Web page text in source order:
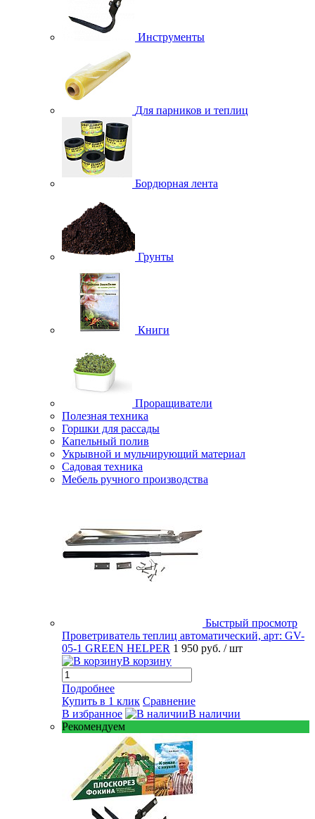
Инструменты
Для парников и теплиц
Бордюрная лента
Грунты
Книги
Проращиватели
Полезная техника
Горшки для рассады
Капельный полив
Укрывной и мульчирующий материал
Садовая техника
Мебель ручного производства
Быстрый просмотр
Проветриватель теплиц автоматический, арт: GV-
05-1 GREEN HELPER 1 950 руб. / шт
В корзину
Подробнее
Купить в 1 клик Сравнение
В избранное
В наличии
Рекомендуем